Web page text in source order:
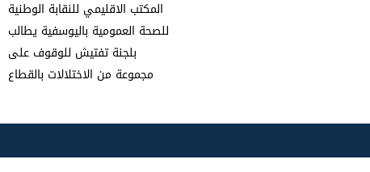
المكتب الاقليمي للنقابة الوطنية
للصحة العمومية باليوسفية يطالب
بلجنة تفتيش للوقوف على
مجموعة من الاختلالات بالقطاع